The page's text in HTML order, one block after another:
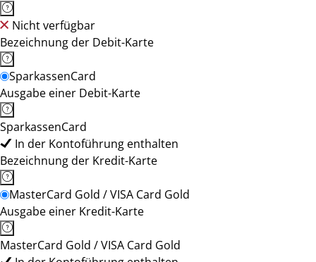
Nicht verfügbar
Bezeichnung der Debit-Karte
SparkassenCard
Ausgabe einer Debit-Karte
SparkassenCard
In der Kontoführung enthalten
Bezeichnung der Kredit-Karte
MasterCard Gold / VISA Card Gold
Ausgabe einer Kredit-Karte
MasterCard Gold / VISA Card Gold